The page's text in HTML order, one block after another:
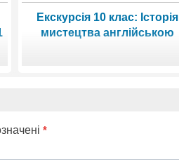
Екскурсія 10 клас: Історія
мистецтва англійською
*